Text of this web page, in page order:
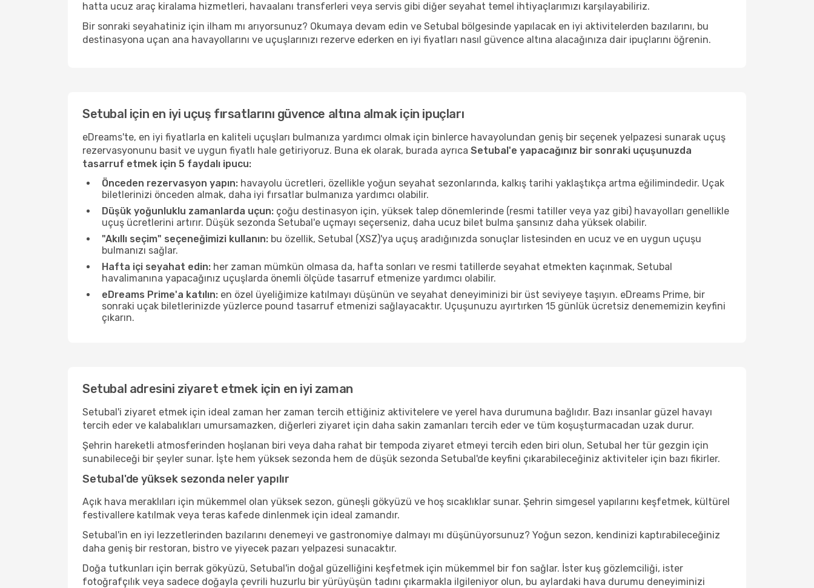
hatta ucuz araç kiralama hizmetleri, havaalanı transferleri veya servis gibi diğer seyahat temel ihtiyaçlarımızı karşılayabiliriz.
Bir sonraki seyahatiniz için ilham mı arıyorsunuz? Okumaya devam edin ve Setubal bölgesinde yapılacak en iyi aktivitelerden bazılarını, bu
destinasyona uçan ana havayollarını ve uçuşlarınızı rezerve ederken en iyi fiyatları nasıl güvence altına alacağınıza dair ipuçlarını öğrenin.
Setubal için en iyi uçuş fırsatlarını güvence altına almak için ipuçları
eDreams'te, en iyi fiyatlarla en kaliteli uçuşları bulmanıza yardımcı olmak için binlerce havayolundan geniş bir seçenek yelpazesi sunarak uçuş
rezervasyonunu basit ve uygun fiyatlı hale getiriyoruz. Buna ek olarak, burada ayrıca Setubal'e yapacağınız bir sonraki uçuşunuzda
tasarruf etmek için 5 faydalı ipucu:
Önceden rezervasyon yapın: havayolu ücretleri, özellikle yoğun seyahat sezonlarında, kalkış tarihi yaklaştıkça artma eğilimindedir. Uçak
biletlerinizi önceden almak, daha iyi fırsatlar bulmanıza yardımcı olabilir.
Düşük yoğunluklu zamanlarda uçun: çoğu destinasyon için, yüksek talep dönemlerinde (resmi tatiller veya yaz gibi) havayolları genellikle
uçuş ücretlerini artırır. Düşük sezonda Setubal'e uçmayı seçerseniz, daha ucuz bilet bulma şansınız daha yüksek olabilir.
"Akıllı seçim" seçeneğimizi kullanın: bu özellik, Setubal (XSZ)'ya uçuş aradığınızda sonuçlar listesinden en ucuz ve en uygun uçuşu
bulmanızı sağlar.
Hafta içi seyahat edin: her zaman mümkün olmasa da, hafta sonları ve resmi tatillerde seyahat etmekten kaçınmak, Setubal
havalimanına yapacağınız uçuşlarda önemli ölçüde tasarruf etmenize yardımcı olabilir.
eDreams Prime'a katılın: en özel üyeliğimize katılmayı düşünün ve seyahat deneyiminizi bir üst seviyeye taşıyın. eDreams Prime, bir
sonraki uçak biletlerinizde yüzlerce pound tasarruf etmenizi sağlayacaktır. Uçuşunuzu ayırtırken 15 günlük ücretsiz denememizin keyfini
çıkarın.
Setubal adresini ziyaret etmek için en iyi zaman
Setubal'i ziyaret etmek için ideal zaman her zaman tercih ettiğiniz aktivitelere ve yerel hava durumuna bağlıdır. Bazı insanlar güzel havayı
tercih eder ve kalabalıkları umursamazken, diğerleri ziyaret için daha sakin zamanları tercih eder ve tüm koşuşturmacadan uzak durur.
Şehrin hareketli atmosferinden hoşlanan biri veya daha rahat bir tempoda ziyaret etmeyi tercih eden biri olun, Setubal her tür gezgin için
sunabileceği bir şeyler sunar. İşte hem yüksek sezonda hem de düşük sezonda Setubal'de keyfini çıkarabileceğiniz aktiviteler için bazı fikirler.
Setubal'de yüksek sezonda neler yapılır
Açık hava meraklıları için mükemmel olan yüksek sezon, güneşli gökyüzü ve hoş sıcaklıklar sunar. Şehrin simgesel yapılarını keşfetmek, kültürel
festivallere katılmak veya teras kafede dinlenmek için ideal zamandır.
Setubal'in en iyi lezzetlerinden bazılarını denemeyi ve gastronomiye dalmayı mı düşünüyorsunuz? Yoğun sezon, kendinizi kaptırabileceğiniz
daha geniş bir restoran, bistro ve yiyecek pazarı yelpazesi sunacaktır.
Doğa tutkunları için berrak gökyüzü, Setubal'in doğal güzelliğini keşfetmek için mükemmel bir fon sağlar. İster kuş gözlemciliği, ister
fotoğrafçılık veya sadece doğayla çevrili huzurlu bir yürüyüşün tadını çıkarmakla ilgileniyor olun, bu aylardaki hava durumu deneyiminizi